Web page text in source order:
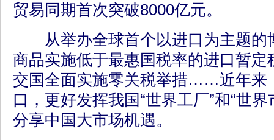
贸易同期首次突破8000亿元。
从举办全球首个以进口为主题的
商品实施低于最惠国税率的进口暂定
交国全面实施零关税举措……近年来
口，更好发挥我国“世界工厂”和“世
分享中国大市场机遇。